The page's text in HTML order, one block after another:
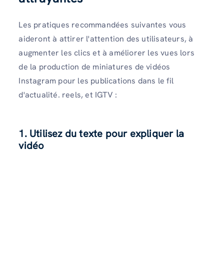
Les pratiques recommandées suivantes vous
aideront à attirer l'attention des utilisateurs, à
augmenter les clics et à améliorer les vues lors
de la production de miniatures de vidéos
Instagram pour les publications dans le fil
d'actualité. reels, et IGTV :
1. Utilisez du texte pour expliquer la
vidéo